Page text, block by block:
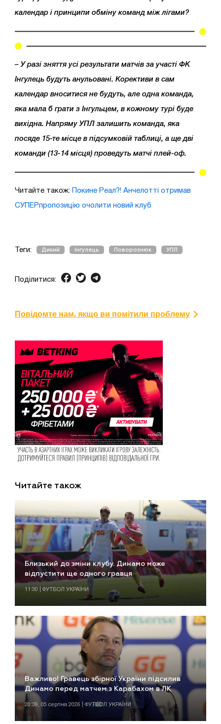
календар і принципи обміну команд між лігами?
– У разі зняття усі результати матчів за участі ФК
Інгулець будуть анульовані. Корективи в сам
календар вноситися не будуть, але одна команда,
яка мала б грати з Інгульцем, в кожному турі буде
вихідна. Напряму УПЛ залишить команда, яка
посяде 15-те місце в підсумковій таблиці, а ще дві
команди (13-14 місця) проведуть матчі плей-оф.
Читайте також: Покине Реал?! Анчелотті отримав
СУПЕРпропозицію очолити новий клуб
Теги: Дикий Інгулець Поворознюк УПЛ
Поділитися:
Повідомте нам, якщо ви помітили проблему
Читайте також
Близький до зміни клубу. Динамо може
відпустити ще одного гравця
11:30 | ФУТБОЛ УКРАЇНИ
Важливо! Гравець збірної України підсилив
Динамо перед матчем з Карабахом в ЛК
20:39, 05 серпня 2026 | ФУТБОЛ УКРАЇНИ